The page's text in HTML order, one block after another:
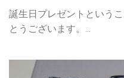
誕生日プレゼントという
とうございます。...